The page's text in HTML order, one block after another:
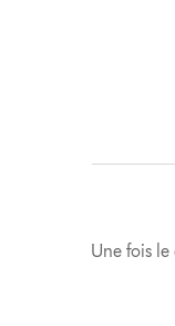
Une fois